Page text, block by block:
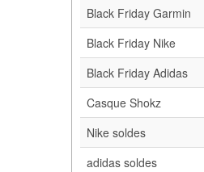
Black Friday Garmin
Black Friday Nike
Black Friday Adidas
Casque Shokz
Nike soldes
adidas soldes